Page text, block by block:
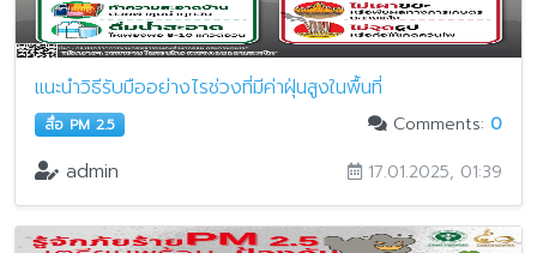
แนะนำวิธีรับมืออย่างไรช่วงที่มีค่าฝุ่นสูงในพื้นที่
สื่อ PM 2.5 Comments: 0
admin 17.01.2025, 01:39